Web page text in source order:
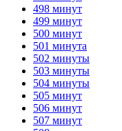
498 минут
499 минут
500 минут
501 минута
502 минуты
503 минуты
504 минуты
505 минут
506 минут
507 минут